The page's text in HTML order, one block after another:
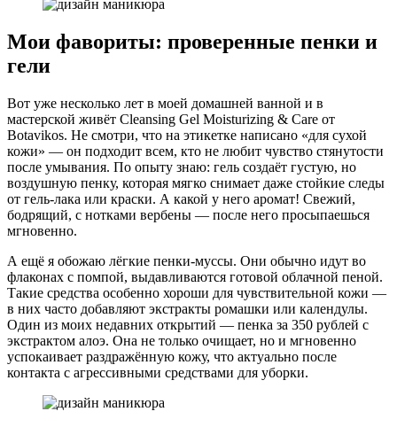
Мои фавориты: проверенные пенки и
гели
Вот уже несколько лет в моей домашней ванной и в
мастерской живёт Cleansing Gel Moisturizing & Care от
Botavikos. Не смотри, что на этикетке написано «для сухой
кожи» — он подходит всем, кто не любит чувство стянутости
после умывания. По опыту знаю: гель создаёт густую, но
воздушную пенку, которая мягко снимает даже стойкие следы
от гель-лака или краски. А какой у него аромат! Свежий,
бодрящий, с нотками вербены — после него просыпаешься
мгновенно.
А ещё я обожаю лёгкие пенки-муссы. Они обычно идут во
флаконах с помпой, выдавливаются готовой облачной пеной.
Такие средства особенно хороши для чувствительной кожи —
в них часто добавляют экстракты ромашки или календулы.
Один из моих недавних открытий — пенка за 350 рублей с
экстрактом алоэ. Она не только очищает, но и мгновенно
успокаивает раздражённую кожу, что актуально после
контакта с агрессивными средствами для уборки.